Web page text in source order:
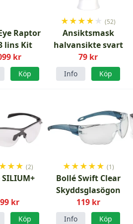
Raptor
lins Kit
kr
Köp
★★★★ ★ (52)
Ansiktsmask
halvansikte svart
79 kr
Info Köp
★★★ (2)
kr
Köp
★★★★★ (1)
Bollé Swift Clear
Skyddsglasögon
119 kr
Info Köp